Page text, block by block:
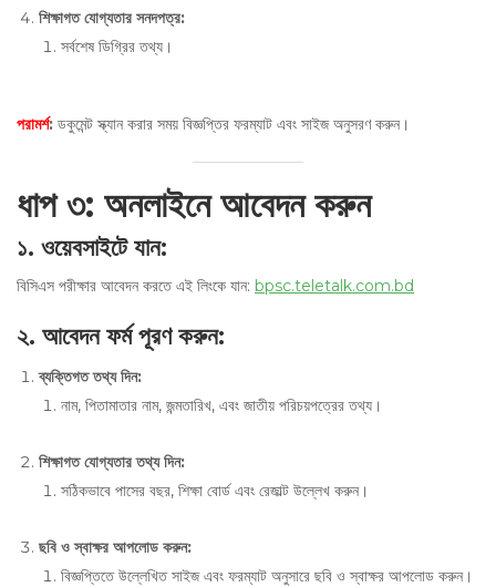
শিক্ষাগত যোগ্যতার সনদপত্র:
সর্বশেষ ডিগ্রির তথ্য।
পরামর্শ: ডকুমেন্ট স্ক্যান করার সময় বিজ্ঞপ্তির ফরম্যাট এবং সাইজ অনুসরণ করুন।
ধাপ ৩: অনলাইনে আবেদন করুন
১. ওয়েবসাইটে যান:
বিসিএস পরীক্ষার আবেদন করতে এই লিংকে যান: bpsc.teletalk.com.bd
২. আবেদন ফর্ম পূরণ করুন:
ব্যক্তিগত তথ্য দিন:
নাম, পিতামাতার নাম, জন্মতারিখ, এবং জাতীয় পরিচয়পত্রের তথ্য।
শিক্ষাগত যোগ্যতার তথ্য দিন:
সঠিকভাবে পাসের বছর, শিক্ষা বোর্ড এবং রেজাল্ট উল্লেখ করুন।
ছবি ও স্বাক্ষর আপলোড করুন:
বিজ্ঞপ্তিতে উল্লেখিত সাইজ এবং ফরম্যাট অনুসারে ছবি ও স্বাক্ষর আপলোড করুন।